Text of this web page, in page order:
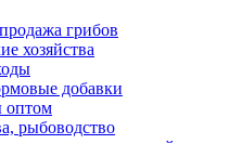
грибов
хозяйства
добавки
рыбоводство